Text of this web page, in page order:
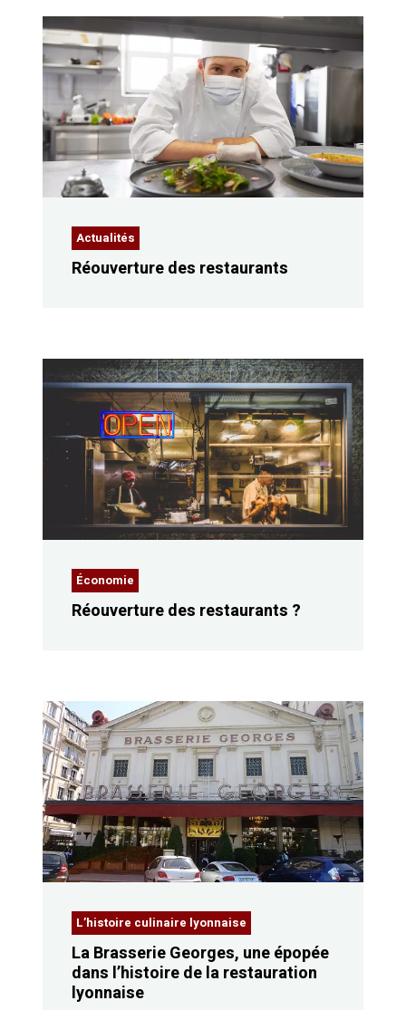
Actualités
Réouverture des restaurants
Économie
Réouverture des restaurants ?
L’histoire culinaire lyonnaise
La Brasserie Georges, une épopée
dans l’histoire de la restauration
lyonnaise